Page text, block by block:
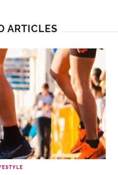
ARTICLES